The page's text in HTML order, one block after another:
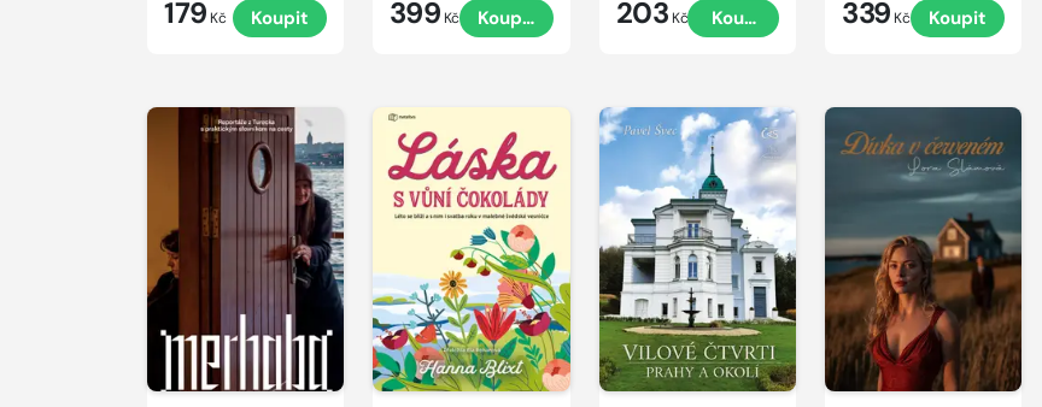
179 Kč Koupit 399 Kč Koupit 203 Kč Koupit 339 Kč Koupit